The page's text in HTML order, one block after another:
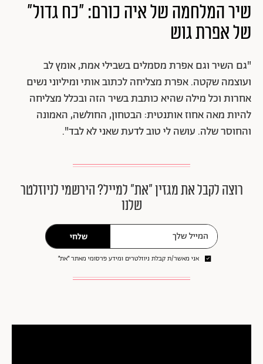
שיר המלחמה של איה כורם: "כח גדול"
של אפרת גוש
"גם השיר וגם אפרת מסמלים בשבילי אמת, אומץ לב
ועוצמה שקטה. אפרת מצליחה לכתוב אותי ומיליוני נשים
אחרות וכל מילה שהיא כותבת בשיר הזה ובכלל מצליחה
להיות מאה אחוז אותנטית: הבטחון, החולשה, האמונה
והחוסר שלה. עושה לי טוב לדעת שאני לא לבד".
רוצה לקבל את מגזין ״את״ למייל? הירשמי לניוזלטר
שלנו
שלחי
אני מאשר/ת קבלת ניוזלטרים ומידע פרסומי מאתר ״את״